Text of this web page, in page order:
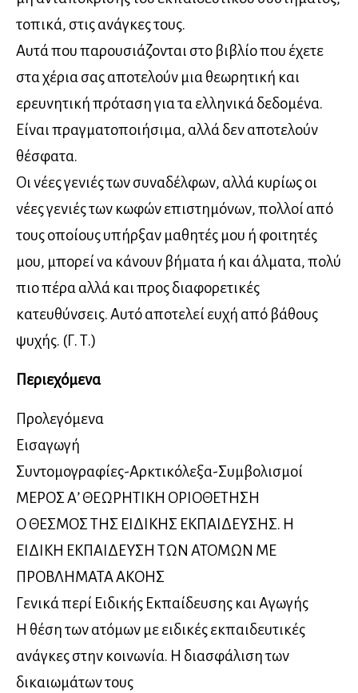
τοπικά, στις ανάγκες τους.
Αυτά που παρουσιάζονται στο βιβλίο που έχετε
στα χέρια σας αποτελούν μια θεωρητική και
ερευνητική πρόταση για τα ελληνικά δεδομένα.
Είναι πραγματοποιήσιμα, αλλά δεν αποτελούν
θέσφατα.
Οι νέες γενιές των συναδέλφων, αλλά κυρίως οι
νέες γενιές των κωφών επιστημόνων, πολλοί από
τους οποίους υπήρξαν μαθητές μου ή φοιτητές
μου, μπορεί να κάνουν βήματα ή και άλματα, πολύ
πιο πέρα αλλά και προς διαφορετικές
κατευθύνσεις. Αυτό αποτελεί ευχή από βάθους
ψυχής. (Γ. Τ.)
Περιεχόμενα
Προλεγόμενα
Εισαγωγή
Συντομογραφίες-Αρκτικόλεξα-Συμβολισμοί
ΜΕΡΟΣ Α’ ΘΕΩΡΗΤΙΚΗ ΟΡΙΟΘΕΤΗΣΗ
Ο ΘΕΣΜΟΣ ΤΗΣ ΕΙΔΙΚΗΣ ΕΚΠΑΙΔΕΥΣΗΣ. Η
ΕΙΔΙΚΗ ΕΚΠΑΙΔΕΥΣΗ ΤΩΝ ΑΤΟΜΩΝ ΜΕ
ΠΡΟΒΛΗΜΑΤΑ ΑΚΟΗΣ
Γενικά περί Ειδικής Εκπαίδευσης και Αγωγής
Η θέση των ατόμων με ειδικές εκπαιδευτικές
ανάγκες στην κοινωνία. Η διασφάλιση των
δικαιωμάτων τους